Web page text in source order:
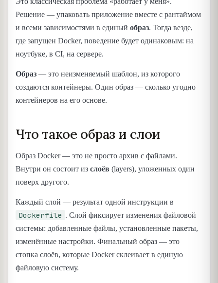
Решение — упаковать приложение вместе с рантаймом
и всеми зависимостями в единый образ. Тогда везде,
где запущен Docker, поведение будет одинаковым: на
ноутбуке, в CI, на сервере.
Образ — это неизменяемый шаблон, из которого
создаются контейнеры. Один образ — сколько угодно
контейнеров на его основе.
Что такое образ и слои
Образ Docker — это не просто архив с файлами.
Внутри он состоит из слоёв (layers), уложенных один
поверх другого.
Каждый слой — результат одной инструкции в
Dockerfile . Слой фиксирует изменения файловой
системы: добавленные файлы, установленные пакеты,
изменённые настройки. Финальный образ — это
стопка слоёв, которые Docker склеивает в единую
файловую систему.